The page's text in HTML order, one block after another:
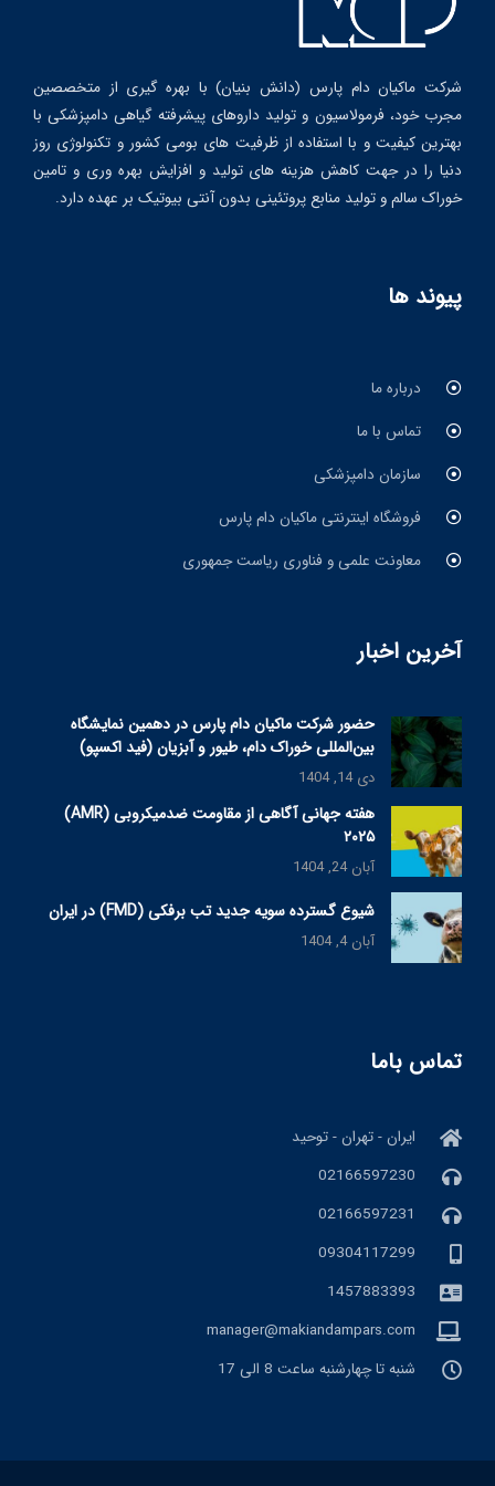
شرکت ماکیان دام پارس (دانش بنیان) با بهره گیری از متخصصین
مجرب خود، فرمولاسیون و تولید داروهای پیشرفته گیاهی دامپزشکی با
بهترین کیفیت و با استفاده از ظرفیت های بومی کشور و تکنولوژی روز
دنیا را در جهت کاهش هزینه های تولید و افزایش بهره وری و تامین
خوراک سالم و تولید منابع پروتئینی بدون آنتی بیوتیک بر عهده دارد.
پیوند ها
درباره ما
تماس با ما
سازمان دامپزشکی
فروشگاه اینترنتی ماکیان دام پارس
معاونت علمی و فناوری ریاست جمهوری
آخرین اخبار
حضور شرکت ماکیان دام پارس در دهمین نمایشگاه
بین‌المللی خوراک دام، طیور و آبزیان (فید اکسپو)
دی 14, 1404
هفته جهانی آگاهی از مقاومت ضدمیکروبی (AMR)
۲۰۲۵
آبان 24, 1404
شیوع گسترده سویه جدید تب برفکی (FMD) در ایران
آبان 4, 1404
تماس باما
ایران - تهران - توحید
02166597230
02166597231
09304117299
1457883393
manager@makiandampars.com
شنبه تا چهارشنبه ساعت 8 الی 17